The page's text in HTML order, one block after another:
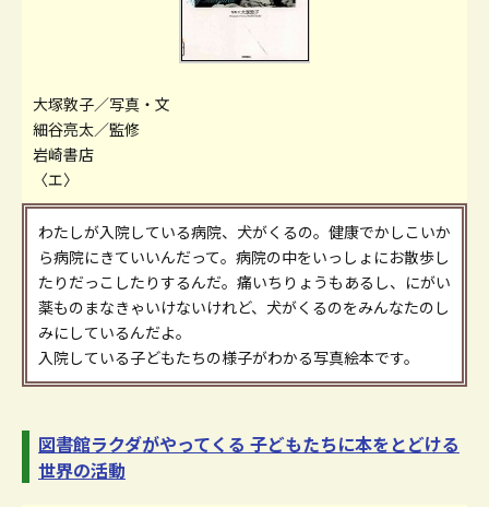
大塚敦子／写真・文
細谷亮太／監修
岩崎書店
〈エ〉
わたしが入院している病院、犬がくるの。健康でかしこいか
ら病院にきていいんだって。病院の中をいっしょにお散歩し
たりだっこしたりするんだ。痛いちりょうもあるし、にがい
薬ものまなきゃいけないけれど、犬がくるのをみんなたのし
みにしているんだよ。
入院している子どもたちの様子がわかる写真絵本です。
図書館ラクダがやってくる 子どもたちに本をとどける
世界の活動